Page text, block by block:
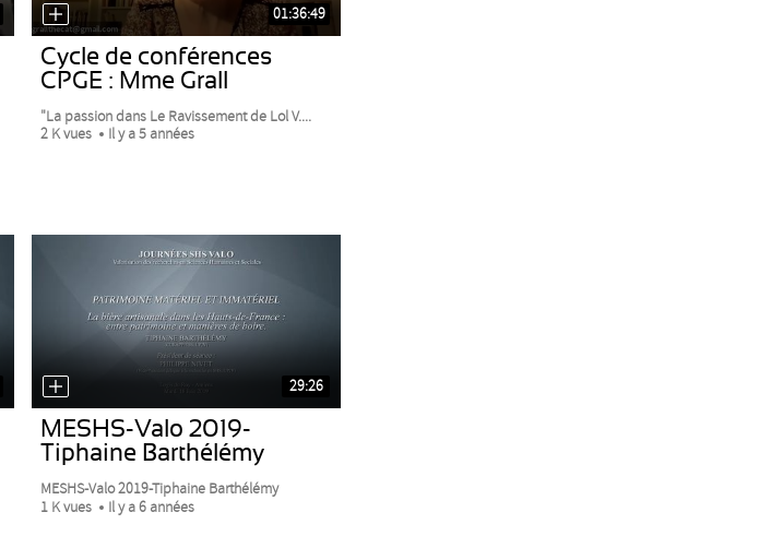
01:36:49
Cycle de conférences
CPGE : Mme Grall
"La passion dans Le Ravissement de Lol V....
2 K vues
Il y a 5 années
29:26
MESHS-Valo 2019-
Tiphaine Barthélémy
MESHS-Valo 2019-Tiphaine Barthélémy
1 K vues
Il y a 6 années